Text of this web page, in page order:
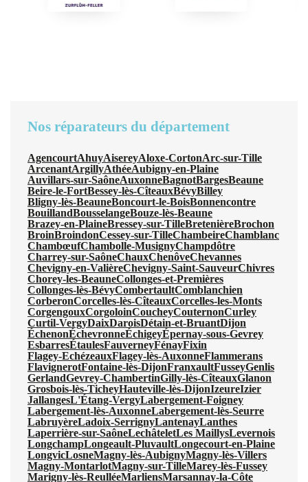
Nos réparateurs du département
AgencourtAhuyAisereyAloxe-CortonArc-sur-Tille
ArcenantArgillyAthéeAubigny-en-Plaine
Auvillars-sur-SaôneAuxonneBagnotBargesBeaune
Beire-le-FortBessey-lès-CîteauxBévyBilley
Bligny-lès-BeauneBoncourt-le-BoisBonnencontre
BouillandBousselangeBouze-lès-Beaune
Brazey-en-PlaineBressey-sur-TilleBretenièreBrochon
BroinBroindonCessey-sur-TilleChambeireChamblanc
ChambœufChambolle-MusignyChampdôtre
Charrey-sur-SaôneChauxChenôveChevannes
Chevigny-en-ValièreChevigny-Saint-SauveurChivres
Chorey-les-BeauneCollonges-et-Premières
Collonges-lès-BévyCombertaultComblanchien
CorberonCorcelles-lès-CîteauxCorcelles-les-Monts
CorgengouxCorgoloinCoucheyCouternonCurley
Curtil-VergyDaixDaroisDétain-et-BruantDijon
ÉchenonÉchevronneÉchigeyÉpernay-sous-Gevrey
EsbarresÉtaulesFauverneyFénayFixin
Flagey-EchézeauxFlagey-lès-AuxonneFlammerans
FlavignerotFontaine-lès-DijonFranxaultFusseyGenlis
GerlandGevrey-ChambertinGilly-lès-CîteauxGlanon
Grosbois-lès-TicheyHauteville-lès-DijonIzeureIzier
JallangesL'Étang-VergyLabergement-Foigney
Labergement-lès-AuxonneLabergement-lès-Seurre
LabruyèreLadoix-SerrignyLantenayLanthes
Laperrière-sur-SaôneLechâteletLes MaillysLevernois
LongchampLongeault-PluvaultLongecourt-en-Plaine
LongvicLosneMagny-lès-AubignyMagny-lès-Villers
Magny-MontarlotMagny-sur-TilleMarey-lès-Fussey
Marigny-lès-ReulléeMarliensMarsannay-la-Côte